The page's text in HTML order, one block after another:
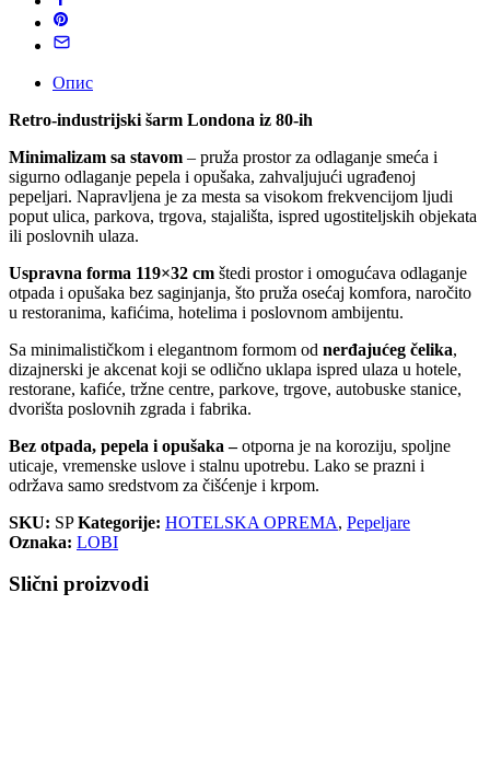
Опис
Retro-industrijski šarm Londona iz 80-ih
Minimalizam sa stavom – pruža prostor za odlaganje smeća i
sigurno odlaganje pepela i opušaka, zahvaljujući ugrađenoj
pepeljari. Napravljena je za mesta sa visokom frekvencijom ljudi
poput ulica, parkova, trgova, stajališta, ispred ugostiteljskih objekata
ili poslovnih ulaza.
Uspravna forma 119×32 cm štedi prostor i omogućava odlaganje
otpada i opušaka bez saginjanja, što pruža osećaj komfora, naročito
u restoranima, kafićima, hotelima i poslovnom ambijentu.
Sa minimalističkom i elegantnom formom od nerđajućeg čelika,
dizajnerski je akcenat koji se odlično uklapa ispred ulaza u hotele,
restorane, kafiće, tržne centre, parkove, trgove, autobuske stanice,
dvorišta poslovnih zgrada i fabrika.
Bez otpada, pepela i opušaka –otporna je na koroziju, spoljne
uticaje, vremenske uslove i stalnu upotrebu. Lako se prazni i
održava samo sredstvom za čišćenje i krpom.
SKU: SP Kategorije: HOTELSKA OPREMA, Pepeljare
Oznaka: LOBI
Slični proizvodi